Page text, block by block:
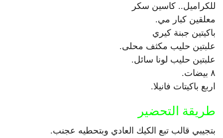
للكراميل.. كاسين سكر
معلقين كبار مي.
باكيتين جبنة كيري
علبتين حليب مكثف محلى.
علبتين حليب لونا سائل.
٨ بيضات.
اربع باكيتات فانيلا.
طريقة التحضير
بتجيبي قالب تبع الكيك العادي وبتحطيه عجنب.